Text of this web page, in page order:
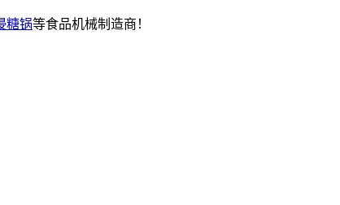
糖锅等食品机械制造商！